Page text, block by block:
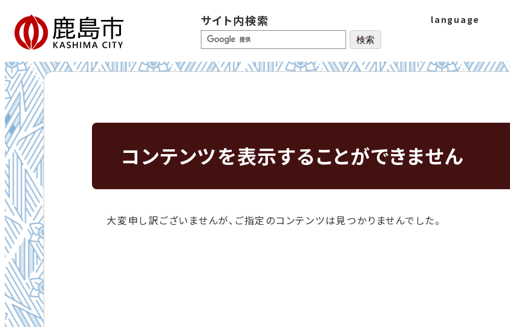
サイト内検索 language
コンテンツを表示することができません
大変申し訳ございませんが、ご指定のコンテンツは見つかりませんでした。